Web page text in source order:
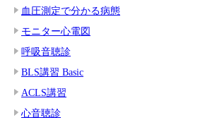
血圧測定で分かる病態
モニター心電図
呼吸音聴診
BLS講習 Basic
ACLS講習
心音聴診